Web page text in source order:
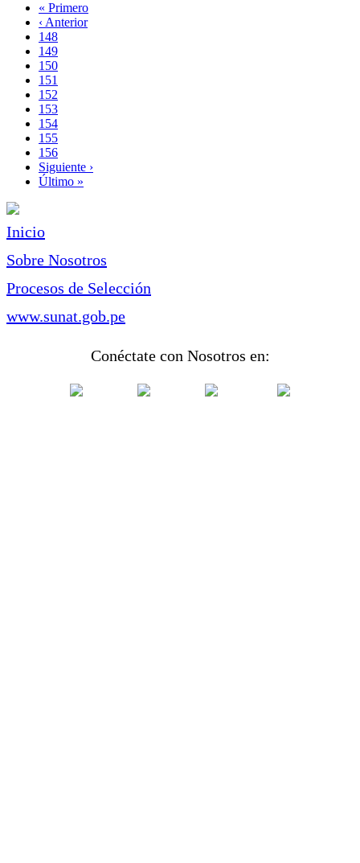
Paginación
Primera
página
« Primero
Página
anterior
‹ Anterior
Page
148
Page
149
Page
150
Page
151
Página
actual
152
Page
153
Page
154
Page
155
Page
156
Siguiente
página
Siguiente ›
Última
Último »
Inicio
Sobre Nosotros
Procesos de Selección
www.sunat.gob.pe
Conéctate con Nosotros en: